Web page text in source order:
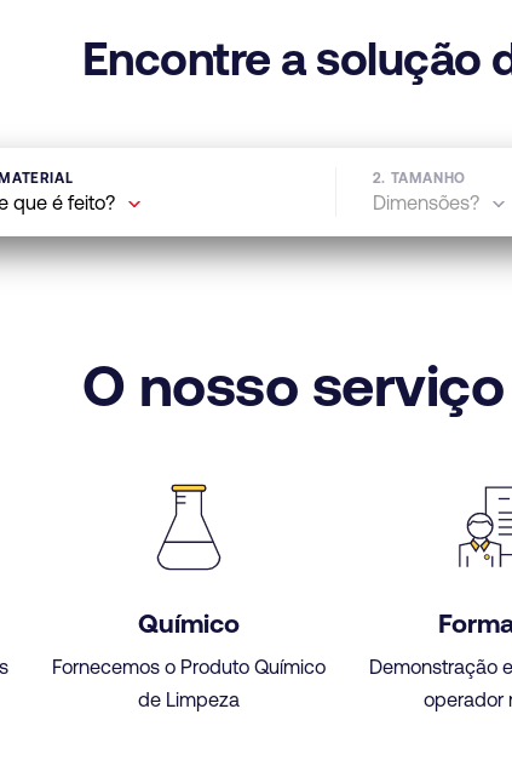
Encontre a solução
que é feito?
2. TAMANHO
Dimensões?
O nosso
Químico
Fornecemos o Produto Químico
de Limpeza
Demonstração
operador